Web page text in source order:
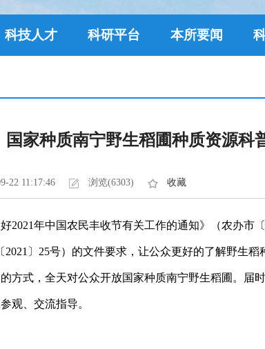
科技人才 科研平台 本所要闻
国家种质南宁野生稻圃种质资源科
22 11:17:46 浏览(6303) 收藏
年中国农民丰收节有关工作的通知》（农办市
〕25号）的文件要求，让公众更好的了解野生
方式，全天对公众开放国家种质南宁野生稻圃。届
观、交流指导。